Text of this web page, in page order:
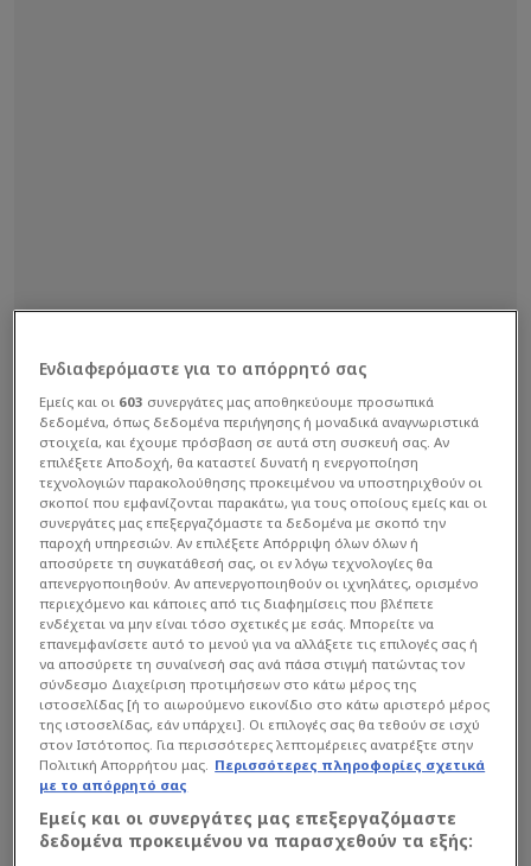
Ενδιαφερόμαστε για το απόρρητό σας
Εμείς και οι 603 συνεργάτες μας αποθηκεύουμε προσωπικά
δεδομένα, όπως δεδομένα περιήγησης ή μοναδικά αναγνωριστικά
στοιχεία, και έχουμε πρόσβαση σε αυτά στη συσκευή σας. Αν
επιλέξετε Αποδοχή, θα καταστεί δυνατή η ενεργοποίηση
τεχνολογιών παρακολούθησης προκειμένου να υποστηριχθούν οι
σκοποί που εμφανίζονται παρακάτω, για τους οποίους εμείς και οι
συνεργάτες μας επεξεργαζόμαστε τα δεδομένα με σκοπό την
παροχή υπηρεσιών. Αν επιλέξετε Απόρριψη όλων όλων ή
αποσύρετε τη συγκατάθεσή σας, οι εν λόγω τεχνολογίες θα
απενεργοποιηθούν. Αν απενεργοποιηθούν οι ιχνηλάτες, ορισμένο
περιεχόμενο και κάποιες από τις διαφημίσεις που βλέπετε
ενδέχεται να μην είναι τόσο σχετικές με εσάς. Μπορείτε να
επανεμφανίσετε αυτό το μενού για να αλλάξετε τις επιλογές σας ή
να αποσύρετε τη συναίνεσή σας ανά πάσα στιγμή πατώντας τον
σύνδεσμο Διαχείριση προτιμήσεων στο κάτω μέρος της
ιστοσελίδας [ή το αιωρούμενο εικονίδιο στο κάτω αριστερό μέρος
της ιστοσελίδας, εάν υπάρχει]. Οι επιλογές σας θα τεθούν σε ισχύ
στον Ιστότοπος. Για περισσότερες λεπτομέρειες ανατρέξτε στην
Πολιτική Απορρήτου μας. Περισσότερες πληροφορίες σχετικά
με το απόρρητό σας
Εμείς και οι συνεργάτες μας επεξεργαζόμαστε
δεδομένα προκειμένου να παρασχεθούν τα εξής: